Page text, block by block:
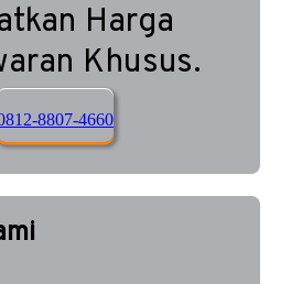
Harga
Khusus.
8807-4660